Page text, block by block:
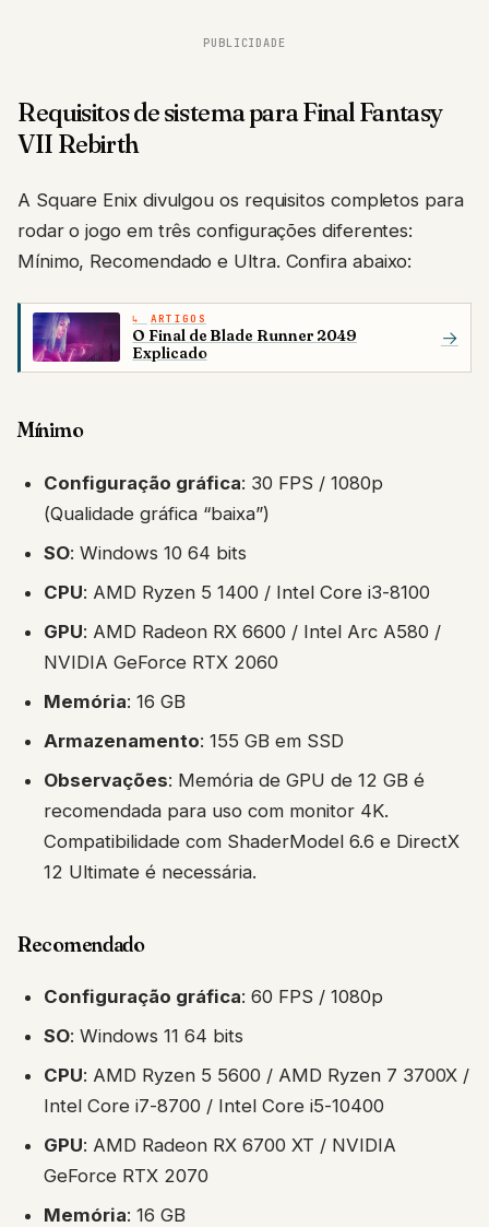
PUBLICIDADE
Requisitos de sistema para Final Fantasy
VII Rebirth
A Square Enix divulgou os requisitos completos para
rodar o jogo em três configurações diferentes:
Mínimo, Recomendado e Ultra. Confira abaixo:
ARTIGOS
O Final de Blade Runner 2049
Explicado
→
Mínimo
Configuração gráfica: 30 FPS / 1080p
(Qualidade gráfica “baixa”)
SO: Windows 10 64 bits
CPU: AMD Ryzen 5 1400 / Intel Core i3-8100
GPU: AMD Radeon RX 6600 / Intel Arc A580 /
NVIDIA GeForce RTX 2060
Memória: 16 GB
Armazenamento: 155 GB em SSD
Observações: Memória de GPU de 12 GB é
recomendada para uso com monitor 4K.
Compatibilidade com ShaderModel 6.6 e DirectX
12 Ultimate é necessária.
Recomendado
Configuração gráfica: 60 FPS / 1080p
SO: Windows 11 64 bits
CPU: AMD Ryzen 5 5600 / AMD Ryzen 7 3700X /
Intel Core i7-8700 / Intel Core i5-10400
GPU: AMD Radeon RX 6700 XT / NVIDIA
GeForce RTX 2070
Memória: 16 GB